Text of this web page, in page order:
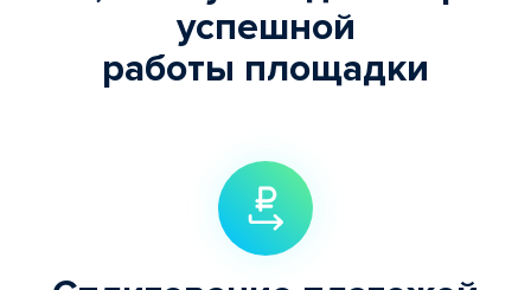
успешной
работы площадки